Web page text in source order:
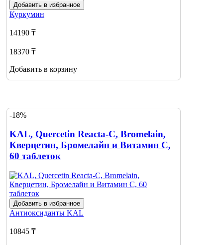
Добавить в избранное
Куркумин
14190 ₸
18370 ₸
Добавить в корзину
-18%
KAL, Quercetin Reacta-C, Bromelain,
Кверцетин, Бромелайн и Витамин С,
60 таблеток
Добавить в избранное
Антиоксиданты KAL
10845 ₸